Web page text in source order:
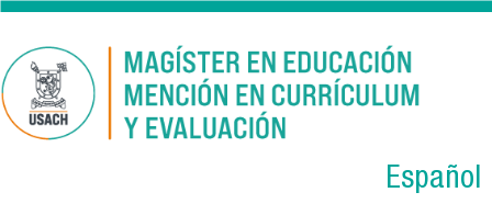
Skip to main content
Español